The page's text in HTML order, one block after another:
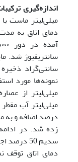
اندازه‌گیری
سانتی‌گراد
نمونه‌ها مورد
دمای اتاق توقف